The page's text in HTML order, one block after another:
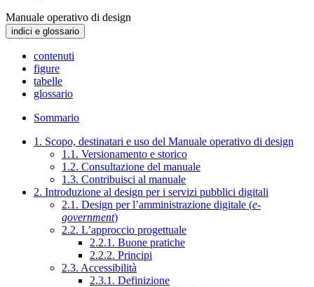
Manuale operativo di design
indici e glossario
contenuti
figure
tabelle
glossario
Sommario
1. Scopo, destinatari e uso del Manuale operativo di design
1.1. Versionamento e storico
1.2. Consultazione del manuale
1.3. Contribuisci al manuale
2. Introduzione al design per i servizi pubblici digitali
2.1. Design per l’amministrazione digitale (e-
government)
2.2. L’approccio progettuale
2.2.1. Buone pratiche
2.2.2. Principi
2.3. Accessibilità
2.3.1. Definizione